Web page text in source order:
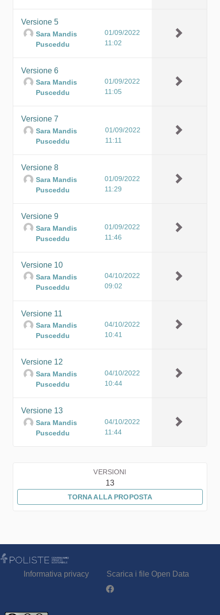
Versione 5
Sara Mandis
Pusceddu
01/09/2022
11:02
Versione 6
Sara Mandis
Pusceddu
01/09/2022
11:05
Versione 7
Sara Mandis
Pusceddu
01/09/2022
11:11
Versione 8
Sara Mandis
Pusceddu
01/09/2022
11:29
Versione 9
Sara Mandis
Pusceddu
01/09/2022
11:46
Versione 10
Sara Mandis
Pusceddu
04/10/2022
09:02
Versione 11
Sara Mandis
Pusceddu
04/10/2022
10:41
Versione 12
Sara Mandis
Pusceddu
04/10/2022
10:44
Versione 13
Sara Mandis
Pusceddu
04/10/2022
11:44
VERSIONI
13
TORNA ALLA PROPOSTA
Informativa privacy
Scarica i file Open Data
Partecipa - Poliste su Facebook